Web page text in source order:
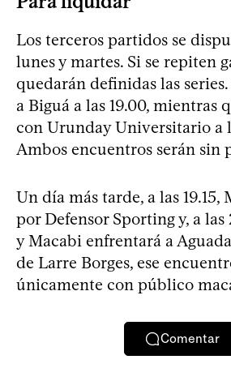
Los terceros partidos se
lunes y martes. Si se repiten
quedarán definidas las
a Biguá a las 19.00, mientras
con Urunday Universitario a
Ambos encuentros serán sin
Un día más tarde, a las 19.15,
por Defensor Sporting y, a las
y Macabi enfrentará a
de Larre Borges, ese
únicamente con público
Comentar